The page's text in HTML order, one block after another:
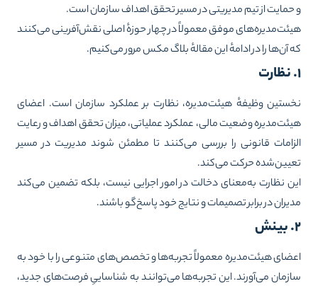
از تیم مدیریتی در مسیر تحقق اهداف سازمان است.
موفق معمولاً در چهار حوزهٔ اصلی نقش‌آفرینی می‌کنند
آن‌ها را در ادامهٔ این مقالهٔبلاگ مکسمرور می‌کنیم.
وظیفهٔ هیئت‌مدیره، نظارت بر عملکرد سازمان است. اعضای
وضعیت مالی، عملکرد عملیاتی، میزان تحقق اهداف و رعایت
قانونی را بررسی می‌کنند تا مطمئن شوند مدیریت در مسیر
حرکت می‌کند.
نظارت به‌معنای دخالت در امور اجرایی نیست، بلکه تضمین می‌کند
در برابر تصمیمات و نتایج خود پاسخ‌گو باشند.
هیئت‌مدیره معمولاً تجربه‌ها و تخصص‌های متنوعی را با خود به
می‌آورند. این تجربه‌ها می‌توانند به شناساییِ فرصت‌های جدید،